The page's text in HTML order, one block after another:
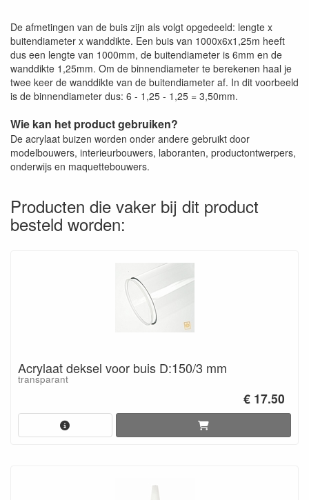
De afmetingen van de buis zijn als volgt opgedeeld: lengte x
buitendiameter x wanddikte. Een buis van 1000x6x1,25m heeft
dus een lengte van 1000mm, de buitendiameter is 6mm en de
wanddikte 1,25mm. Om de binnendiameter te berekenen haal je
twee keer de wanddikte van de buitendiameter af. In dit voorbeeld
is de binnendiameter dus: 6 - 1,25 - 1,25 = 3,50mm.
Wie kan het product gebruiken?
De acrylaat buizen worden onder andere gebruikt door
modelbouwers, interieurbouwers, laboranten, productontwerpers,
onderwijs en maquettebouwers.
Producten die vaker bij dit product
besteld worden:
Acrylaat deksel voor buis D:150/3 mm
transparant
€ 17.50